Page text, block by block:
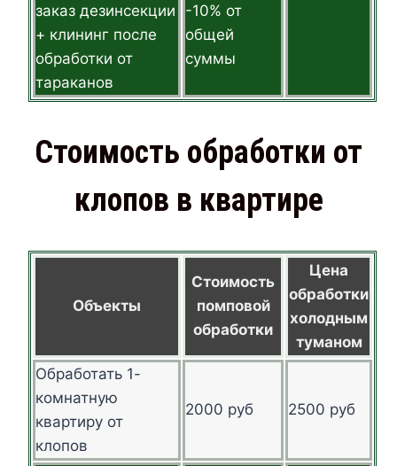
заказ дезинсекции
+ клининг после
обработки от
тараканов
-10% от
общей
суммы
Стоимость обработки от
клопов в квартире
Объекты
Стоимость
помповой
обработки
Цена
обработки
холодным
туманом
Обработать 1-
комнатную
квартиру от
клопов
2000 руб 2500 руб